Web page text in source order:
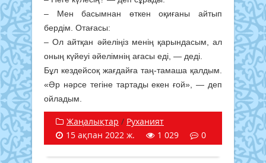
– Мен басымнан өткен оқиғаны айтып
бердім. Отағасы:
– Ол айтқан әйеліңіз менің қарындасым, ал
оның күйеуі әйелімнің ағасы еді, — деді.
Бұл кездейсоқ жағдайға таң-тамаша қалдым.
«Әр нәрсе тегіне тартады екен ғой», — деп
ойладым.
Жаңалықтар / Руханият
15 ақпан 2022 ж.
1 029 0